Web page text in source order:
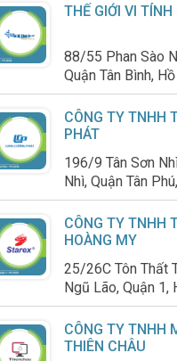
THẾ GIỚI VI TÍNH
88/55 Phan Sào
Quận Tân Bình,
CÔNG TY TNHH
PHÁT
196/9 Tân Sơn
Nhì, Quận Tân
CÔNG TY TNHH
HOÀNG MY
25/26C Tôn Thất
Ngũ Lão, Quận 1,
CÔNG TY TNHH
THIÊN CHÂU